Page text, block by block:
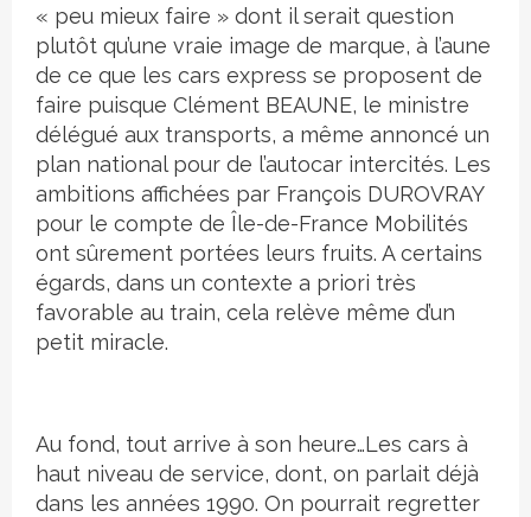
« peu mieux faire » dont il serait question
plutôt qu’une vraie image de marque, à l’aune
de ce que les cars express se proposent de
faire puisque Clément BEAUNE, le ministre
délégué aux transports, a même annoncé un
plan national pour de l’autocar intercités. Les
ambitions affichées par François DUROVRAY
pour le compte de Île-de-France Mobilités
ont sûrement portées leurs fruits. A certains
égards, dans un contexte a priori très
favorable au train, cela relève même d’un
petit miracle.
Au fond, tout arrive à son heure…Les cars à
haut niveau de service, dont, on parlait déjà
dans les années 1990. On pourrait regretter